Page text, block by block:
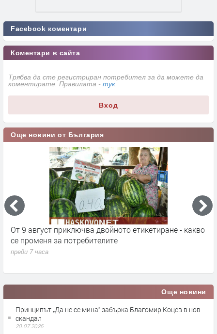
Facebook коментари
Коментари в сайта
Трябва да сте регистриран потребител за да можете да
коментирате. Правилата - тук
Вход
Още новини от България
От 9 август приключва двойното етикетиране - какво
се променя за потребителите
преди 7 часа
Още новини
Принципът „Да не се мина“ забърка Благомир Коцев в нов
скандал
20.07.2026